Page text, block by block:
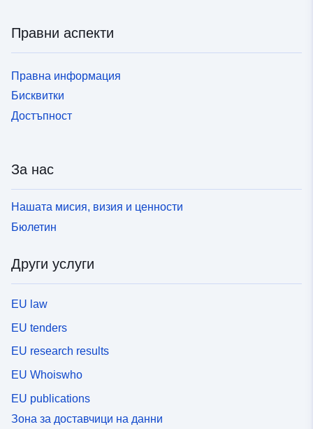
Правни аспекти
Правна информация
Бисквитки
Достъпност
За нас
Нашата мисия, визия и ценности
Бюлетин
Други услуги
EU law
EU tenders
EU research results
EU Whoiswho
EU publications
Зона за доставчици на данни